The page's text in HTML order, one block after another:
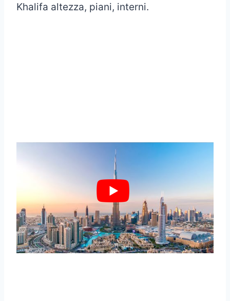
Khalifa altezza, piani, interni.